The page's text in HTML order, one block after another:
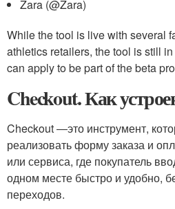
Zara (@Zara)
While the tool is live with several
athletics retailers, the tool is still
can apply to be part of the beta
Checkout. Как
Checkout ―это инструмент,
реализовать форму заказа и
или сервиса, где покупатель
одном месте быстро и удобно,
переходов.